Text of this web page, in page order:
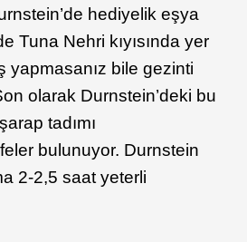
hediyelik eşya
Tuna Nehri kıyısında yer
yapmasanız bile gezinti
olarak Durnstein’deki bu
tadımı
bulunuyor. Durnstein
2-2,5 saat yeterli